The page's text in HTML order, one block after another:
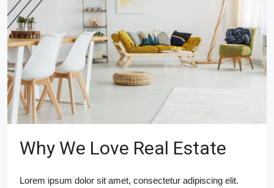
Why We Love Real Estate
Lorem ipsum dolor sit amet, consectetur adipiscing elit.